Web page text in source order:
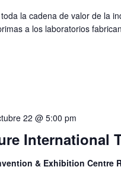
la cadena de valor de la
a los laboratorios
International
22 @ 5:00 pm
& Exhibition Centre